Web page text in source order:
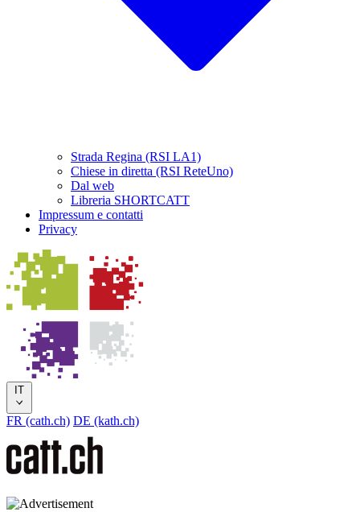
Strada Regina (RSI LA1)
Chiese in diretta (RSI ReteUno)
Dal web
Libreria SHORTCATT
Impressum e contatti
Privacy
IT
FR (cath.ch) DE (kath.ch)